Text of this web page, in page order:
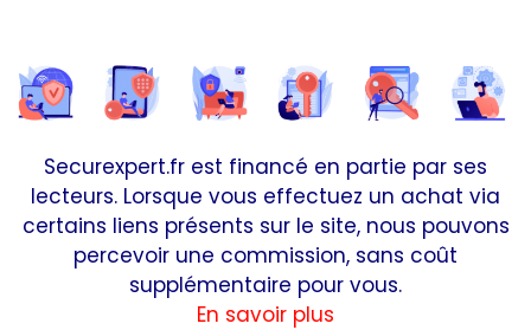
Securexpert.fr est financé en partie par ses
lecteurs. Lorsque vous effectuez un achat via
certains liens présents sur le site, nous pouvons
percevoir une commission, sans coût
supplémentaire pour vous.
En savoir plus